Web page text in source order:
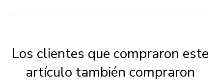
Los clientes que compraron este
artículo también compraron